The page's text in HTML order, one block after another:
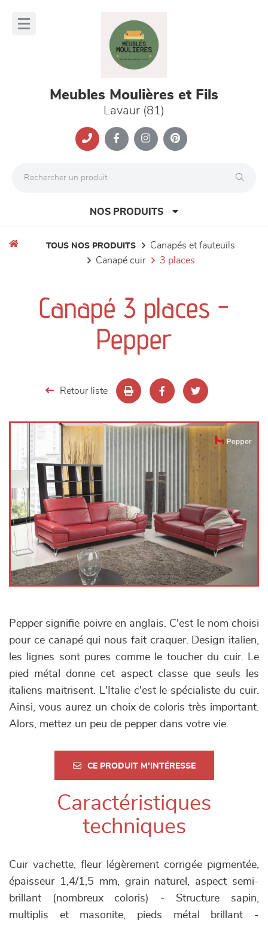
Meubles Moulières et Fils
Lavaur (81)
NOS PRODUITS
séjours
meubles de complément
décoration
TOUS NOS PRODUITS
canapés et fauteuils
canapé cuir
3 places
Canapé 3 places -
Pepper
Retour liste
Pepper signifie poivre en anglais. C'est le nom choisi
pour ce canapé qui nous fait craquer. Design italien,
les lignes sont pures comme le toucher du cuir. Le
pied métal donne cet aspect classe que seuls les
italiens maitrisent. L'Italie c'est le spécialiste du cuir.
Ainsi, vous aurez un choix de coloris très important.
Alors, mettez un peu de pepper dans votre vie.
CE PRODUIT M'INTÉRESSE
Caractéristiques
techniques
Cuir vachette, fleur légèrement corrigée pigmentée,
épaisseur 1,4/1,5 mm, grain naturel, aspect semi-
brillant (nombreux coloris) - Structure sapin,
multiplis et masonite, pieds métal brillant -